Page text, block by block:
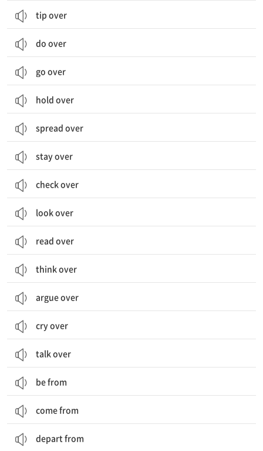
tip over
do over
go over
hold over
spread over
stay over
check over
look over
read over
think over
argue over
cry over
talk over
be from
come from
depart from